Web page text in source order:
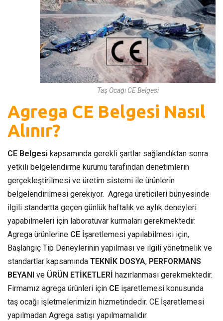
Taş Ocağı CE Belgesi
Agrega CE Belgesi Nasıl
Alınır?
CE Belgesi kapsamında gerekli şartlar sağlandıktan sonra
yetkili belgelendirme kurumu tarafından denetimlerin
gerçekleştirilmesi ve üretim sistemi ile ürünlerin
belgelendirilmesi gerekiyor. Agrega üreticileri bünyesinde
ilgili standartta geçen günlük haftalık ve aylık deneyleri
yapabilmeleri için laboratuvar kurmaları gerekmektedir.
Agrega ürünlerine CE İşaretlemesi yapılabilmesi için,
Başlangıç Tip Deneylerinin yapılması ve ilgili yönetmelik ve
standartlar kapsamında TEKNİK DOSYA, PERFORMANS
BEYANI ve ÜRÜN ETİKETLERİ hazırlanması gerekmektedir.
Firmamız agrega ürünleri için CE işaretlemesi konusunda
taş ocağı işletmelerimizin hizmetindedir. CE İşaretlemesi
yapılmadan Agrega satışı yapılmamalıdır.